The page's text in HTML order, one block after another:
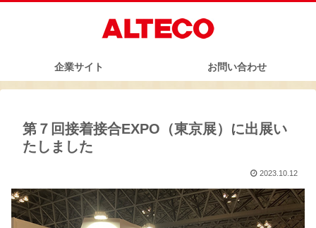
企業サイト お問い合わせ
第７回接着接合EXPO（東京展）に出展い
たしました
2023.10.12